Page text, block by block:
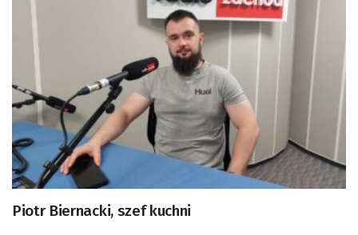
Piotr Biernacki, szef kuchni